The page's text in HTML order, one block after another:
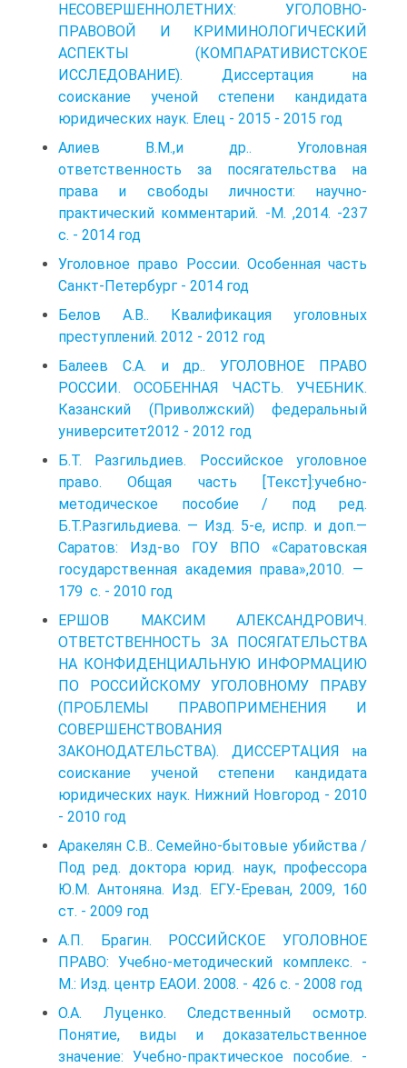
НЕСОВЕРШЕННОЛЕТНИХ: УГОЛОВНО-
ПРАВОВОЙ И КРИМИНОЛОГИЧЕСКИЙ
АСПЕКТЫ (КОМПАРАТИВИСТСКОЕ
ИССЛЕДОВАНИЕ). Диссертация на
соискание ученой степени кандидата
юридических наук. Елец - 2015 - 2015 год
Алиев В.М.,и др.. Уголовная
ответственность за посягательства на
права и свободы личности: научно-
практический комментарий. -М. ,2014. -237
с. - 2014 год
Уголовное право России. Особенная часть
Санкт-Петербург - 2014 год
Белов А.В.. Квалификация уголовных
преступлений. 2012 - 2012 год
Балеев С.А. и др.. УГОЛОВНОЕ ПРАВО
РОССИИ. ОСОБЕННАЯ ЧАСТЬ. УЧЕБНИК.
Казанский (Приволжский) федеральный
университет2012 - 2012 год
Б.Т. Разгильдиев. Российское уголовное
право. Общая часть [Текст]:учебно-
методическое пособие / под ред.
Б.Т.Разгильдиева. — Изд. 5-е, испр. и доп.—
Саратов: Изд-во ГОУ ВПО «Саратовская
государственная академия права»,2010. —
179 с. - 2010 год
ЕРШОВ МАКСИМ АЛЕКСАНДРОВИЧ.
ОТВЕТСТВЕННОСТЬ ЗА ПОСЯГАТЕЛЬСТВА
НА КОНФИДЕНЦИАЛЬНУЮ ИНФОРМАЦИЮ
ПО РОССИЙСКОМУ УГОЛОВНОМУ ПРАВУ
(ПРОБЛЕМЫ ПРАВОПРИМЕНЕНИЯ И
СОВЕРШЕНСТВОВАНИЯ
ЗАКОНОДАТЕЛЬСТВА). ДИССЕРТАЦИЯ на
соискание ученой степени кандидата
юридических наук. Нижний Новгород - 2010
- 2010 год
Аракелян С.В.. Семейно-бытовые убийства /
Под ред. доктора юрид. наук, профессора
Ю.М. Антоняна. Изд. ЕГУ.-Ереван, 2009, 160
ст. - 2009 год
А.П. Брагин. РОССИЙСКОЕ УГОЛОВНОЕ
ПРАВО: Учебно-методический комплекс. -
М.: Изд. центр ЕАОИ. 2008. - 426 с. - 2008 год
О.А. Луценко. Следственный осмотр.
Понятие, виды и доказательственное
значение: Учебно-практическое пособие. -